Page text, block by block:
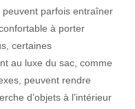
parfois entraîner
à porter
certaines
au luxe du sac, comme
peuvent rendre
d’objets à l’intérieur